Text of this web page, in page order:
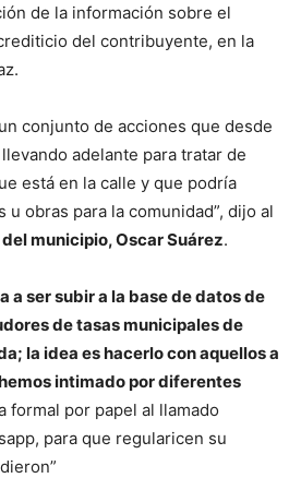
de la información sobre el
del contribuyente, en la
conjunto de acciones que desde
adelante para tratar de
está en la calle y que podría
u obras para la comunidad”, dijo al
municipio, Oscar Suárez.
a ser subir a la base de datos de
de tasas municipales de
la idea es hacerlo con aquellos a
intimado por diferentes
formal por papel al llamado
para que regularicen su